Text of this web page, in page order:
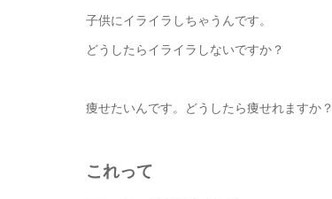
子供にイライラしちゃうんです。
どうしたらイライラしないですか？
痩せたいんです。どうしたら痩せれますか？
これって